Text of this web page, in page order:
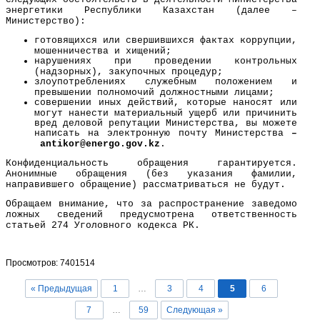
энергетики Республики Казахстан (далее –
Министерство):
готовящихся или свершившихся фактах коррупции,
мошенничества и хищений;
нарушениях при проведении контрольных
(надзорных), закупочных процедур;
злоупотреблениях служебным положением и
превышении полномочий должностными лицами;
совершении иных действий, которые наносят или
могут нанести материальный ущерб или причинить
вред деловой репутации Министерства, вы можете
написать на электронную почту Министерства –
antikor@energo .gov.kz .
Конфиденциальность обращения гарантируется.
Анонимные обращения (без указания фамилии,
направившего обращение) рассматриваться не будут.
Обращаем внимание, что за распространение заведомо
ложных сведений предусмотрена ответственность
статьей 274 Уголовного кодекса РК.
Просмотров: 7401514
« Предыдущая 1 … 3 4 5 6
7 … 59 Следующая »